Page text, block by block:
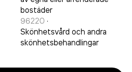
bostäder
96220 ·
Skönhetsvård och andra
skönhetsbehandlingar